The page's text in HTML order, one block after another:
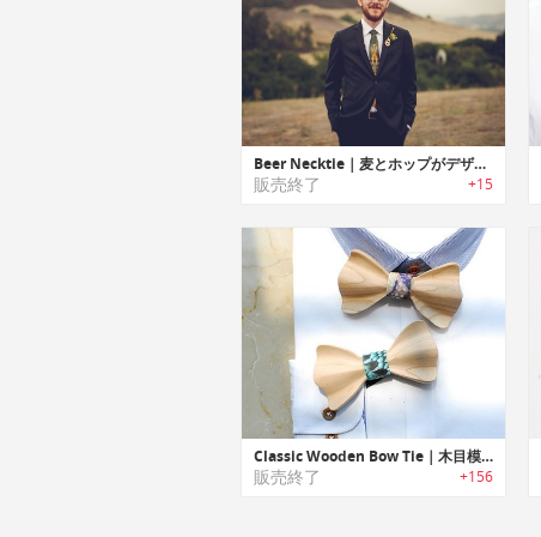
Beer Necktie｜麦とホップがデザインされたシルクタイ
販売終了 +15
Classic Wooden Bow Tie｜木目模様が上品なクラシックスタイルのウッド製ボウタイ
販売終了 +156